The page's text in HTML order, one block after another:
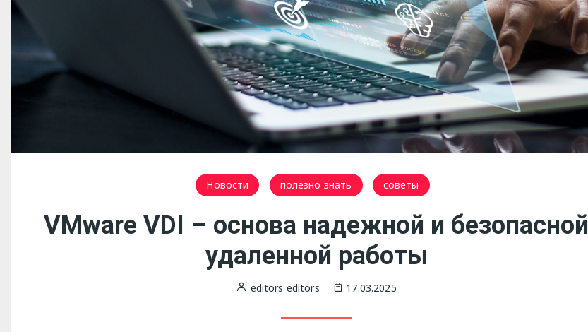
Новости полезно знать советы
VMware VDI – основа надежной и безопасной
удаленной работы
editors editors 17.03.2025